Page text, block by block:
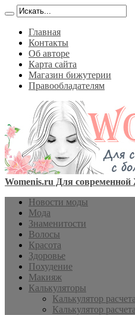
Главная
Контакты
Об авторе
Карта сайта
Магазин бижутерии
Правообладателям
Womenis.ru Для
Новости моды
Мода
Знаменитости
Волосы
Красота
Здоровье
Похудение
Макияж
Калькуляторы
Калькулятор
Калькулятор